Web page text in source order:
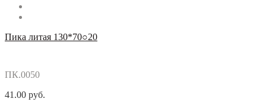
Пика литая 130*70○20
ПК.0050
41.00 руб.